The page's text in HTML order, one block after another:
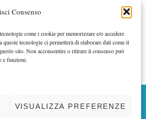
Consenso
come i cookie per memorizzare e/o accedere
tecnologie ci permetterà di elaborare dati come il
sito. Non acconsentire o ritirare il consenso può
e funzioni.
VISUALIZZA PREFERENZE
PRESIDENTE
futuro insieme
BACK TO TOP